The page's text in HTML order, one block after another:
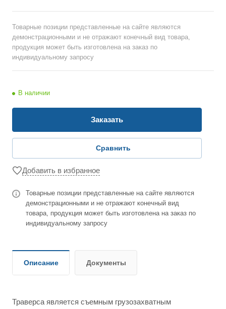
Товарные позиции представленные на сайте являются
демонстрационными и не отражают конечный вид товара,
продукция может быть изготовлена на заказ по
индивидуальному запросу
В наличии
Заказать
Сравнить
Добавить в избранное
Товарные позиции представленные на сайте являются
демонстрационными и не отражают конечный вид
товара, продукция может быть изготовлена на заказ по
индивидуальному запросу
Описание Документы
Траверса является съемным грузозахватным